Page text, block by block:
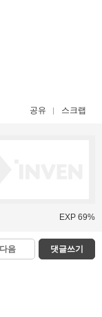
공유 스크랩
EXP 69%
다음 댓글쓰기